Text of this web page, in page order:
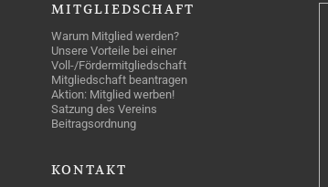
MITGLIEDSCHAFT
Warum Mitglied werden?
Unsere Vorteile bei einer
Voll-/Fördermitgliedschaft
Mitgliedschaft beantragen
Aktion: Mitglied werben!
Satzung des Vereins
Beitragsordnung
KONTAKT